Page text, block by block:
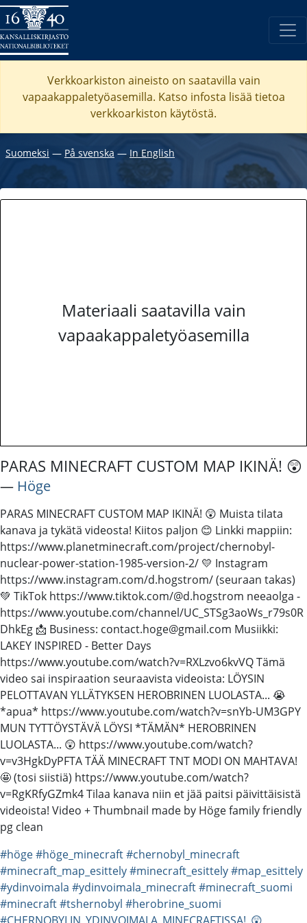
Verkkoarkiston aineisto on saatavilla vain
vapaakappaletyöasemilla. Katso infosta lisää tietoa
verkkoarkiston käytöstä.
Suomeksi ― På svenska ― In English
Materiaali saatavilla vain
vapaakappaletyöasemilla
PARAS MINECRAFT CUSTOM MAP IKINÄ! 😲
― Höge
PARAS MINECRAFT CUSTOM MAP IKINÄ! 😲 Muista tilata
kanava ja tykätä videosta! Kiitos paljon 😊 Linkki mappiin:
https://www.planetminecraft.com/project/chernobyl-
nuclear-power-station-1985-version-2/ 💛 Instagram
https://www.instagram.com/d.hogstrom/ (seuraan takas)
💚 TikTok https://www.tiktok.com/@d.hogstrom neeaolga -
https://www.youtube.com/channel/UC_STSg3aoWs_r79s0R
DhkEg 📩 Business: contact.hoge@gmail.com Musiikki:
LAKEY INSPIRED - Better Days
https://www.youtube.com/watch?v=RXLzvo6kvVQ Tämä
video sai inspiraation seuraavista videoista: LÖYSIN
PELOTTAVAN YLLÄTYKSEN HEROBRINEN LUOLASTA... 😭
*apua* https://www.youtube.com/watch?v=snYb-UM3GPY
MUN TYTTÖYSTÄVÄ LÖYSI *TÄMÄN* HEROBRINEN
LUOLASTA... 😲 https://www.youtube.com/watch?
v=v3HgkDyPFTA TÄÄ MINECRAFT TNT MODI ON MAHTAVA!
🤩 (tosi siistiä) https://www.youtube.com/watch?
v=RgKRfyGZmk4 Tilaa kanava niin et jää paitsi päivittäisistä
videoista! Video + Thumbnail made by Höge family friendly
pg clean
#höge#höge_minecraft#chernobyl_minecraft
#minecraft_map_esittely#minecraft_esittely#map_esittely
#ydinvoimala #ydinvoimala_minecraft#minecraft_suomi
#minecraft#tshernobyl #herobrine_suomi